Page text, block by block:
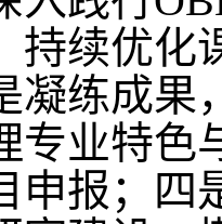
持续优化
凝练成果
专业特色
申报；四